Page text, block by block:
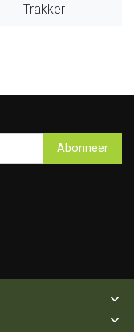
Trakker
Abonneer